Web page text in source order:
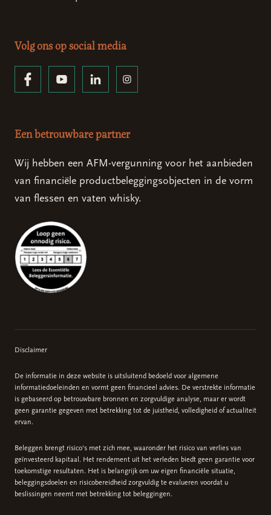
Volg ons op social media
Een betrouwbare partner
Wij hebben een AFM-vergunning voor het aanbieden
van financiële productbeleggingsobjecten in de vorm
van flessen en vaten whisky.
Disclaimer
De informatie in deze website is uitsluitend bedoeld voor algemene
informatiedoeleinden en vormt geen financieel advies. De verstrekte informatie
is gebaseerd op betrouwbare bronnen en zorgvuldige analyse, maar er wordt
geen garantie gegeven met betrekking tot de juistheid, volledigheid of actualiteit
ervan.
Beleggen brengt risico's met zich mee, waaronder het risico van verlies van
geïnvesteerd kapitaal. Het rendement uit het verleden biedt geen garantie voor
toekomstige resultaten. Het is belangrijk om uw eigen financiële situatie,
beleggingsdoelen en risicobereidheid zorgvuldig te evalueren voordat u
beslissingen neemt met betrekking tot beleggingen.